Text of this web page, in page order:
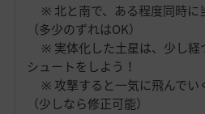
※ 北と南で、ある程度同時に
（多少のずれはOK）
※ 実体化した土星は、少し経
シュートをしよう！
※ 攻撃すると一気に飛んでい
（少しなら修正可能）